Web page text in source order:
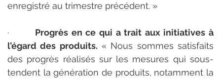
enregistré au trimestre précédent. »
· Progrès en ce qui a trait aux initiatives à
l’égard des produits. « Nous sommes satisfaits
des progrès réalisés sur les mesures qui sous-
tendent la génération de produits, notamment la